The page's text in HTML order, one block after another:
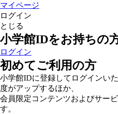
マイページ
ログイン
とじる
小学館IDをお持ちの
ログイン
初めてご利用の方
小学館IDに登録してログインい
度がアップするほか、
会員限定コンテンツおよびサー
す。